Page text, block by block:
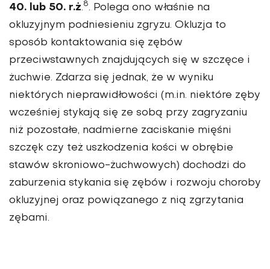
40. lub 50. r.ż.8. Polega ono właśnie na
okluzyjnym podniesieniu zgryzu. Okluzja to
sposób kontaktowania się zębów
przeciwstawnych znajdują­cych się w szczęce i
żuchwie. Zdarza się jednak, że w wyniku
niektórych nie­prawidłowości (m.in. nie­które zęby
wcześniej stykają się ze sobą przy zagryzaniu
niż pozostałe, nadmierne zaciskanie mięśni
szczęk czy też uszkodzenia kości w obrębie
stawów skronio­wo-żuchwowych) dochodzi do
zaburzenia stykania się zębów i rozwoju choroby
okluzyjnej oraz powiązane­go z nią zgrzytania
zębami.